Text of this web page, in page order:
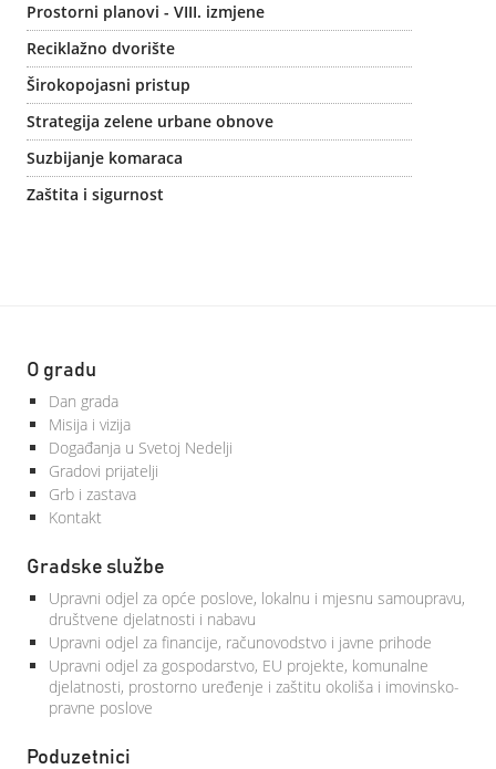
Prostorni planovi - VIII. izmjene
Reciklažno dvorište
Širokopojasni pristup
Strategija zelene urbane obnove
Suzbijanje komaraca
Zaštita i sigurnost
O gradu
Dan grada
Misija i vizija
Događanja u Svetoj Nedelji
Gradovi prijatelji
Grb i zastava
Kontakt
Gradske službe
Upravni odjel za opće poslove, lokalnu i mjesnu samoupravu,
društvene djelatnosti i nabavu
Upravni odjel za financije, računovodstvo i javne prihode
Upravni odjel za gospodarstvo, EU projekte, komunalne
djelatnosti, prostorno uređenje i zaštitu okoliša i imovinsko-
pravne poslove
Poduzetnici